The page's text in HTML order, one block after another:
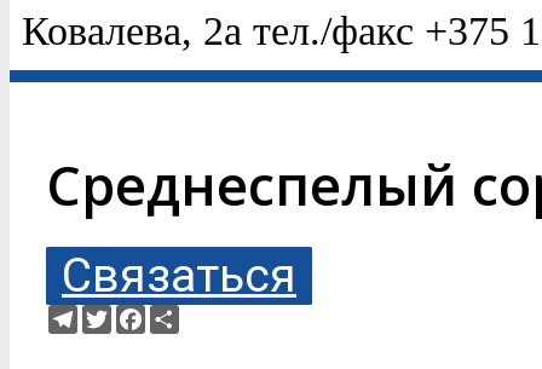
Ковалева, 2а тел./факс +375
Среднеспелый
Связаться
Telegram
TwitterFacebook